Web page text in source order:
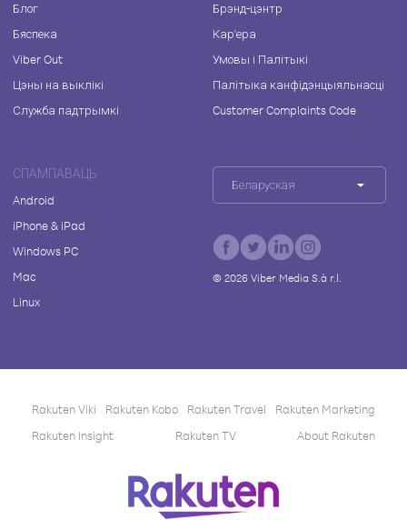
Блог
Бяспека
Viber Out
Цэны на выклікі
Служба падтрымкі
Брэнд-цэнтр
Кар'ера
Умовы і Палітыкі
Палітыка канфідэнцыяльнасці
Customer Complaints Code
СПАМПАВАЦЬ
Android
iPhone & iPad
Windows PC
Mac
Linux
Беларуская
© 2026Viber Media S.à r.l.
Rakuten Viki Rakuten Kobo Rakuten Travel
Rakuten Marketing
Rakuten Insight
Rakuten TV About Rakuten